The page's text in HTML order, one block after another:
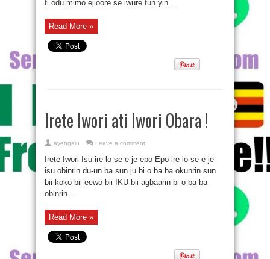
fi odu mimo ejioore se iwure fun yin ...
Read More »
Irete Iwori ati Iwori Obara !
ayangalu Leave a comment
Irete Iwori Isu ire lo se e je epo Epo ire lo se e je
isu obinrin du-un ba sun ju bi o ba ba okunrin sun
bii koko bii eewo bii IKU bii agbaarin bi o ba ba
obinrin ...
Read More »